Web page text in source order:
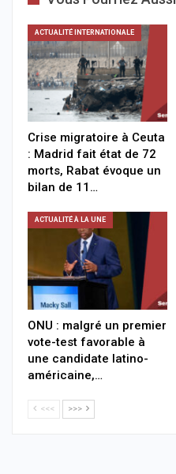
ACTUALITÉ INTERNATIONALE
Crise migratoire à Ceuta
: Madrid fait état de 72
morts, Rabat évoque un
bilan de 11…
ACTUALITÉ À LA UNE
ONU : malgré un premier
vote-test favorable à
une candidate latino-
américaine,…
<<< >>>